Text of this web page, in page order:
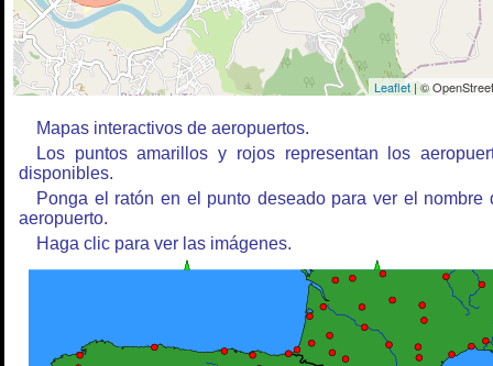
Leaflet| ©
Mapas interactivos de aeropuertos.
Los puntos amarillos y rojos representan los
disponibles.
Ponga el ratón en el punto deseado para ver el nombre
aeropuerto.
Haga clic para ver las imágenes.